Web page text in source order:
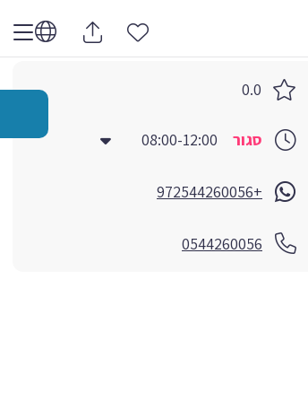
0.0
סגור 08:00-12:00
+972544260056
0544260056